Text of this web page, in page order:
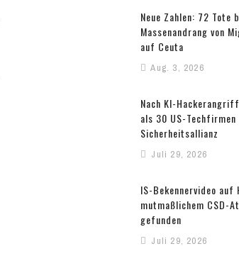
Neue Zahlen: 72 Tote
Massenandrang von
auf Ceuta
Aug. 3, 2026
Nach KI-
als 30 US-Techfirmen
Sicherheitsallianz
Juli 29, 2026
IS-Bekennervideo auf
mutmaßlichem CSD-
gefunden
Juli 29, 2026